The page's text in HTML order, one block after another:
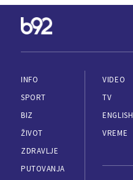
INFO
SPORT
BIZ
ŽIVOT
ZDRAVLJE
PUTOVANJA
VIDEO
TV
ENGLISH
VREME